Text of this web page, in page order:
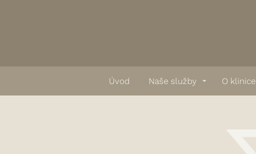
Úvod Naše služby O klinice